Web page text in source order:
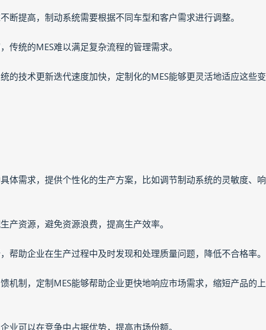
提高，制动系统需要根据不同车型和客户需求进行调整。
统的MES难以满足复杂流程的管理需求。
的技术更新迭代速度加快，定制化的MES能够更灵活地适应这些变
体需求，提供个性化的生产方案，比如调节制动系统的灵敏度、响
产资源，避免资源浪费，提高生产效率。
帮助企业在生产过程中及时发现和处理质量问题，降低不合格率。
机制，定制MES能够帮助企业更快地响应市场需求，缩短产品的上
业可以在竞争中占据优势，提高市场份额。